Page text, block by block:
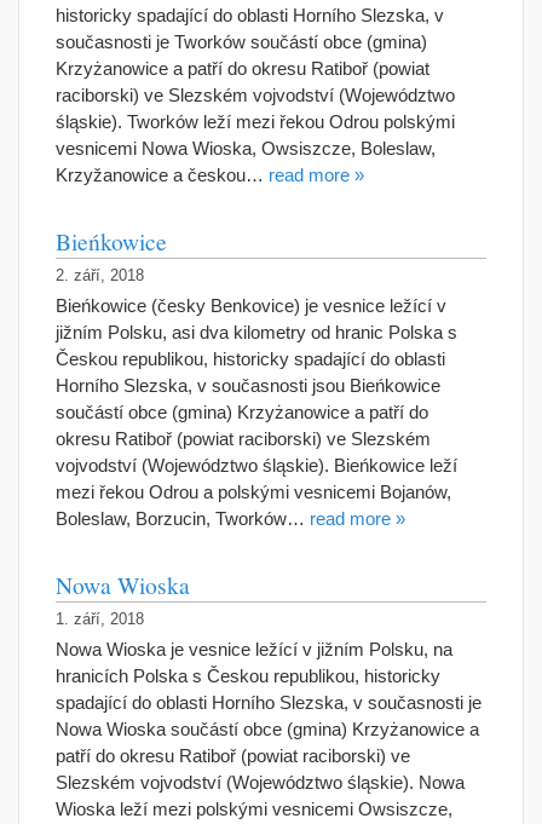
historicky spadající do oblasti Horního Slezska, v
současnosti je Tworków součástí obce (gmina)
Krzyżanowice a patří do okresu Ratiboř (powiat
raciborski) ve Slezském vojvodství (Województwo
śląskie). Tworków leží mezi řekou Odrou polskými
vesnicemi Nowa Wioska, Owsiszcze, Boleslaw,
Krzyžanowice a českou… read more »
Bieńkowice
2. září, 2018
Bieńkowice (česky Benkovice) je vesnice ležící v
jižním Polsku, asi dva kilometry od hranic Polska s
Českou republikou, historicky spadající do oblasti
Horního Slezska, v současnosti jsou Bieńkowice
součástí obce (gmina) Krzyżanowice a patří do
okresu Ratiboř (powiat raciborski) ve Slezském
vojvodství (Województwo śląskie). Bieńkowice leží
mezi řekou Odrou a polskými vesnicemi Bojanów,
Boleslaw, Borzucin, Tworków… read more »
Nowa Wioska
1. září, 2018
Nowa Wioska je vesnice ležící v jižním Polsku, na
hranicích Polska s Českou republikou, historicky
spadající do oblasti Horního Slezska, v současnosti je
Nowa Wioska součástí obce (gmina) Krzyżanowice a
patří do okresu Ratiboř (powiat raciborski) ve
Slezském vojvodství (Województwo śląskie). Nowa
Wioska leží mezi polskými vesnicemi Owsiszcze,